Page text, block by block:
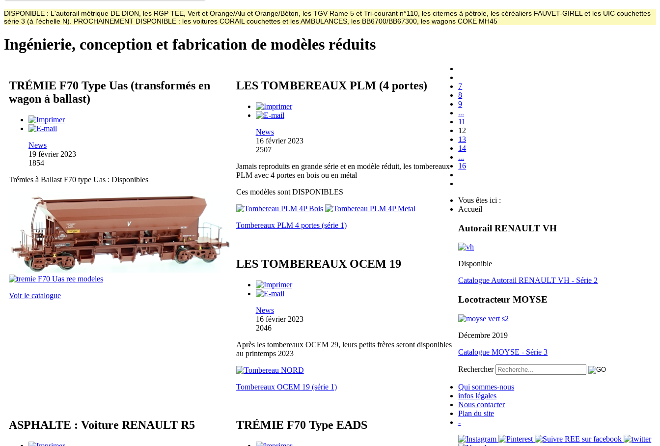
DISPONIBLE : L'autorail métrique DE DION, les RGP TEE, Vert et Orange/Alu et Orange/Béton, les TGV Rame 5 et Tri-courant n°110, les citernes à pétrole, les céréaliers FAUVET-GIREL et les UIC couchettes
série 3 (à l'échelle N). PROCHAINEMENT DISPONIBLE : les voitures CORAIL couchettes et les AMBULANCES, les BB6700/BB67300, les wagons COKE MH45
Ingénierie, conception et fabrication de modèles réduits
TRÉMIE F70 Type Uas (transformés en
wagon à ballast)
News
19 février 2023
1854
Trémies à Ballast F70 type Uas : Disponibles
Voir le catalogue
LES TOMBEREAUX PLM (4 portes)
News
16 février 2023
2507
Jamais reproduits en grande série et en modèle réduit, les tombereaux
PLM avec 4 portes en bois ou en métal
Ces modèles sont DISPONIBLES
Tombereaux PLM 4 portes (série 1)
LES TOMBEREAUX OCEM 19
News
16 février 2023
2046
Après les tombereaux OCEM 29, leurs petits frères seront disponibles
au printemps 2023
Tombereaux OCEM 19 (série 1)
ASPHALTE : Voiture RENAULT R5 TRÉMIE F70 Type EADS
7
8
9
...
11
12
13
14
...
16
Vous êtes ici :
Accueil
Autorail RENAULT VH
Disponible
Catalogue Autorail RENAULT VH - Série 2
Locotracteur MOYSE
Décembre 2019
Catalogue MOYSE - Série 3
Rechercher
Qui sommes-nous
infos légales
Nous contacter
Plan du site
-